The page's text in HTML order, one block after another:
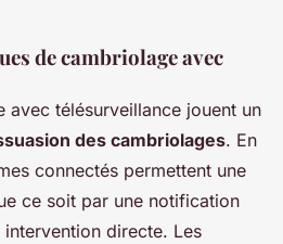
de cambriolage avec
avec télésurveillance jouent un
des cambriolages. En
connectés permettent une
ce soit par une notification
directe. Les